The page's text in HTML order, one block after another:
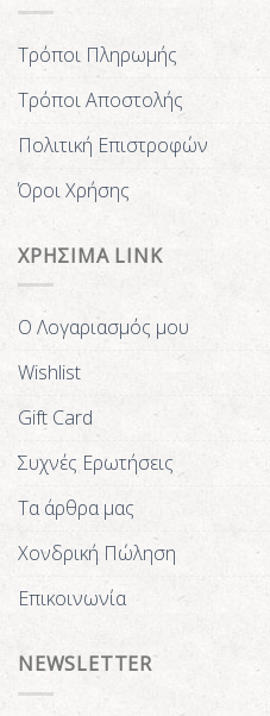
Τρόποι Πληρωμής
Τρόποι Αποστολής
Πολιτική Επιστροφών
Όροι Χρήσης
ΧΡΗΣΙΜΑ LINK
Ο Λογαριασμός μου
Wishlist
Gift Card
Συχνές Ερωτήσεις
Τα άρθρα μας
Χονδρική Πώληση
Επικοινωνία
NEWSLETTER